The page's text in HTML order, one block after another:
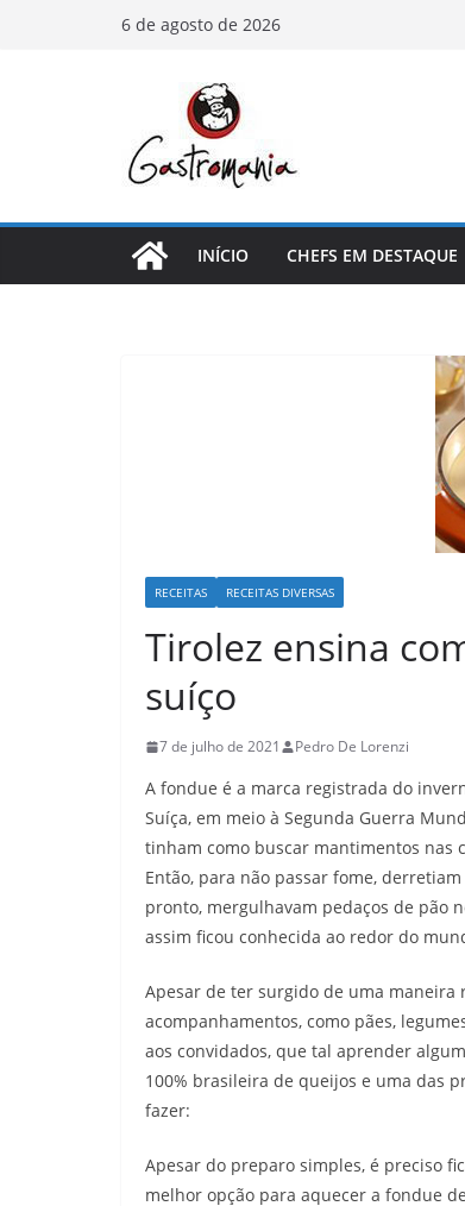
6 de agosto de 2026
INÍCIO CHEFS EM DESTAQUE
RECEITAS RECEITAS DIVERSAS
Tirolez ensina
suíço
7 de julho de 2021 Pedro De Lorenzi
A fondue é a marca registrada do
Suíça, em meio à Segunda Guerra
tinham como buscar mantimentos nas
Então, para não passar fome,
pronto, mergulhavam pedaços de pão
assim ficou conhecida ao redor do
Apesar de ter surgido de uma maneira
acompanhamentos, como pães,
aos convidados, que tal aprender
100% brasileira de queijos e uma das
fazer:
Apesar do preparo simples, é preciso
melhor opção para aquecer a fondue